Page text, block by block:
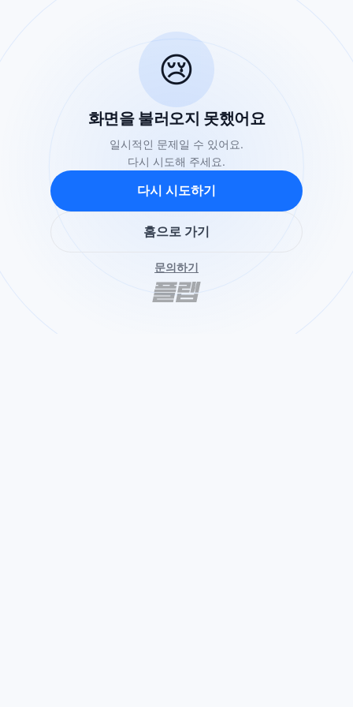
😢
화면을 불러오지 못했어요
일시적인 문제일 수 있어요.
다시 시도해 주세요.
다시 시도하기
홈으로 가기
문의하기